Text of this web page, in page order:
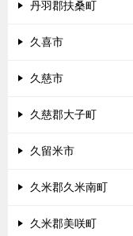
丹羽郡扶桑町
久喜市
久慈市
久慈郡大子町
久留米市
久米郡久米南町
久米郡美咲町